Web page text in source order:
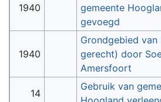
1940
gemeente
gevoegd
1940
Grondgebied
gerecht) door
Amersfoort
14
Gebruik van